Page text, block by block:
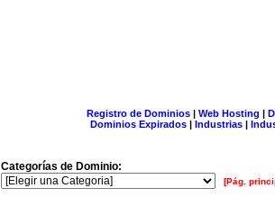
Registro de Dominios| Web Hosting |
Dominios Expirados | Industrias |
Categorías de Dominio:
[Pág.